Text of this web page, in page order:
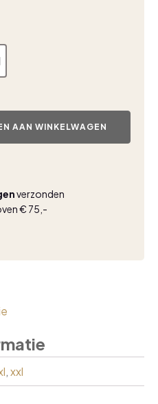
AAN WINKELWAGEN
verzonden
€ 75,-
,xxl